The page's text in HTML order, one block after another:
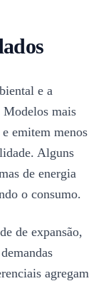
e a
Modelos mais
emitem menos
Alguns
de energia
o consumo.
de expansão,
agregam